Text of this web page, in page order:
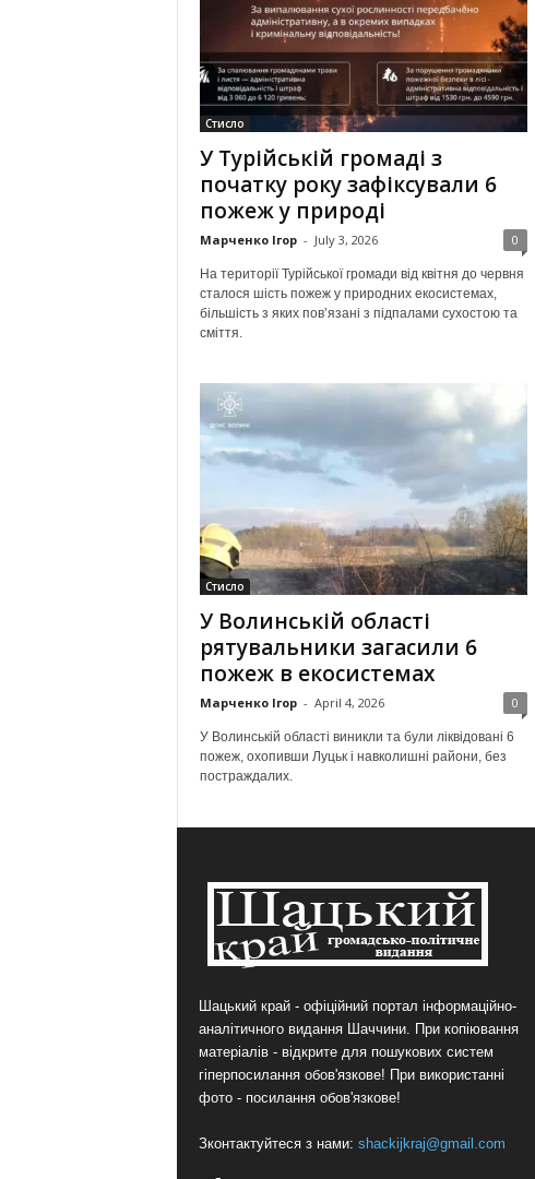
Стисло
У Турійській громаді з
початку року зафіксували 6
пожеж у природі
Марченко Ігор - July 3, 2026 0
На території Турійської громади від квітня до червня
сталося шість пожеж у природних екосистемах,
більшість з яких пов’язані з підпалами сухостою та
сміття.
Стисло
У Волинській області
рятувальники загасили 6
пожеж в екосистемах
Марченко Ігор - April 4, 2026 0
У Волинській області виникли та були ліквідовані 6
пожеж, охопивши Луцьк і навколишні райони, без
постраждалих.
Шацький край - офіційний портал інформаційно-
аналітичного видання Шаччини. При копіювання
матеріалів - відкрите для пошукових систем
гіперпосилання обов'язкове! При використанні
фото - посилання обов'язкове!
Зконтактуйтеся з нами: shackijkraj@gmail.com